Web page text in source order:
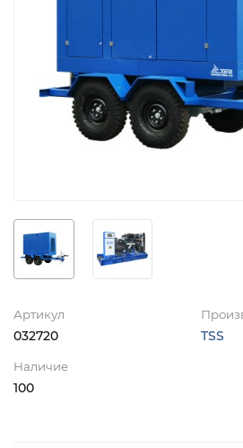
Артикул
032720 TSS
Наличие
100